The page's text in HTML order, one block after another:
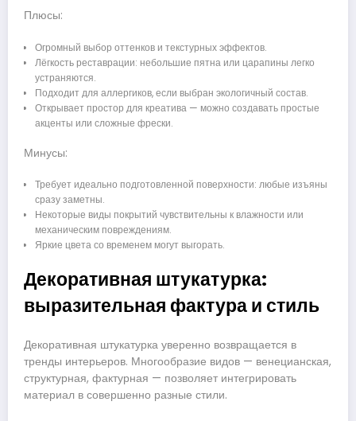
Плюсы:
Огромный выбор оттенков и текстурных эффектов.
Лёгкость реставрации: небольшие пятна или царапины легко
устраняются.
Подходит для аллергиков, если выбран экологичный состав.
Открывает простор для креатива — можно создавать простые
акценты или сложные фрески.
Минусы:
Требует идеально подготовленной поверхности: любые изъяны
сразу заметны.
Некоторые виды покрытий чувствительны к влажности или
механическим повреждениям.
Яркие цвета со временем могут выгорать.
Декоративная штукатурка:
выразительная фактура и стиль
Декоративная штукатурка уверенно возвращается в
тренды интерьеров. Многообразие видов — венецианская,
структурная, фактурная — позволяет интегрировать
материал в совершенно разные стили.